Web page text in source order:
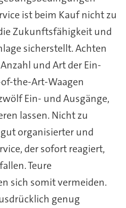
ist beim Kauf nicht zu
Zukunftsfähigkeit und
sicherstellt. Achten
und Art der Ein-
the-Art-Waagen
Ein- und Ausgänge,
lassen. Nicht zu
organisierter und
der sofort reagiert,
Teure
sich somit vermeiden.
genug